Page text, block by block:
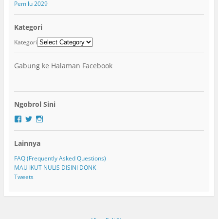
Pemilu 2029
Kategori
Kategori
Gabung ke Halaman Facebook
Ngobrol Sini
F
e
o
o
T
t
e
r
g
r
Lainnya
FAQ (Frequently Asked Questions)
MAU IKUT NULIS DISINI DONK
Tweets